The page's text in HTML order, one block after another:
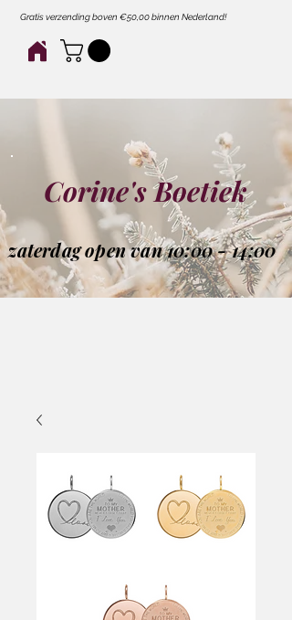
Gratis verzending boven €50,00 binnen Nederland!
Corine's Boetiek
zaterdag open van 10:00 - 14:00